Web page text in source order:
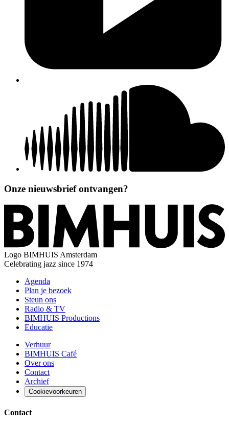
Onze nieuwsbrief ontvangen?
Logo BIMHUIS Amsterdam
Celebrating jazz since 1974
Agenda
Plan je bezoek
Steun ons
Radio & TV
BIMHUIS Productions
Educatie
Verhuur
BIMHUIS Café
Over ons
Contact
Archief
Cookievoorkeuren
Contact